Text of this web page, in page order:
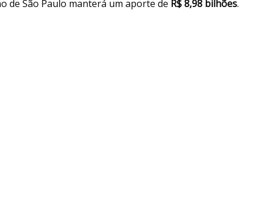
de São Paulo manterá um aporte de R$ 8,98 bilhões.